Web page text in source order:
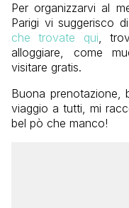
Per organizzarvi al
Parigi vi suggerisco
che trovate qui,
alloggiare, come
visitare gratis.
Buona prenotazione,
viaggio a tutti, mi
bel pò che manco!